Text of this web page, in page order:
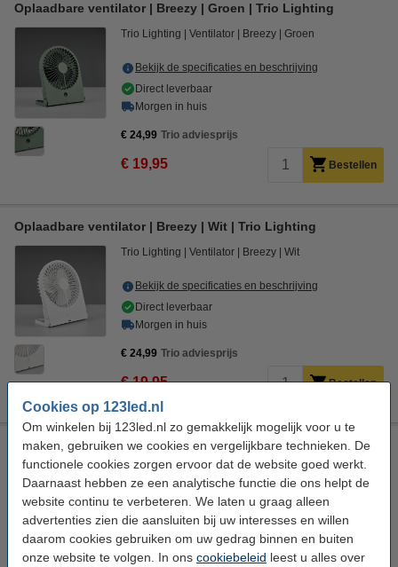
Cookies op 123led.nl
Om winkelen bij 123led.nl zo gemakkelijk mogelijk voor u te
maken, gebruiken we cookies en vergelijkbare technieken. De
functionele cookies zorgen ervoor dat de website goed werkt.
Daarnaast hebben ze een analytische functie die ons helpt de
website continu te verbeteren. We laten u graag alleen
advertenties zien die aansluiten bij uw interesses en willen
daarom cookies gebruiken om uw gedrag binnen en buiten
onze website te volgen. In ons cookiebeleid leest u alles over
Oplaadbare ventilator | Breezy | Groen | Trio Lighting
Trio Lighting Ventilator Breezy Groen
Bekijk de specificaties en beschrijving
Direct leverbaar
Morgen in huis
€ 24,99 Trio adviesprijs
€ 19,95 Bestellen
Oplaadbare ventilator | Breezy | Wit | Trio Lighting
Trio Lighting Ventilator Breezy Wit
Bekijk de specificaties en beschrijving
Direct leverbaar
Morgen in huis
€ 24,99 Trio adviesprijs
€ 19,95 Bestellen
Plafondventilator E27 | Trondheim | Ø 48.5 cm | Zwart | Trio
Lighting
Trio Lighting Plafondventilator met lamp
Trondheim
Zwart
Bekijk de specificaties en beschrijving
€ 129,99 Trio adviesprijs